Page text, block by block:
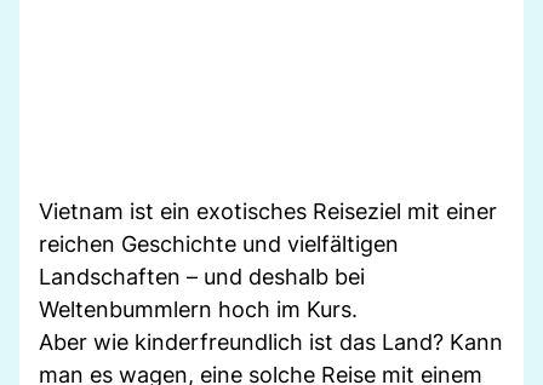
Vietnam ist ein exotisches Reiseziel mit einer
reichen Geschichte und vielfältigen
Landschaften – und deshalb bei
Weltenbummlern hoch im Kurs.
Aber wie kinderfreundlich ist das Land? Kann
man es wagen, eine solche Reise mit einem